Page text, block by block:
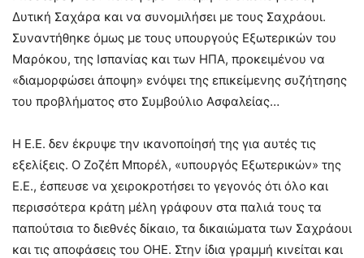
Δυτική Σαχάρα και να συνομιλήσει με τους Σαχράουι.
Συναντήθηκε όμως με τους υπουργούς Εξωτερικών του
Μαρόκου, της Ισπανίας και των ΗΠΑ, προκειμένου να
«διαμορφώσει άποψη» ενόψει της επικείμενης συζήτησης
του προβλήματος στο Συμβούλιο Ασφαλείας…
Η Ε.Ε. δεν έκρυψε την ικανοποίησή της για αυτές τις
εξελίξεις. Ο Ζοζέπ Μπορέλ, «υπουργός Εξωτερικών» της
Ε.Ε., έσπευσε να χειροκροτήσει το γεγονός ότι όλο και
περισσότερα κράτη μέλη γράφουν στα παλιά τους τα
παπούτσια το διεθνές δίκαιο, τα δικαιώματα των Σαχράουι
και τις αποφάσεις του ΟΗΕ. Στην ίδια γραμμή κινείται και